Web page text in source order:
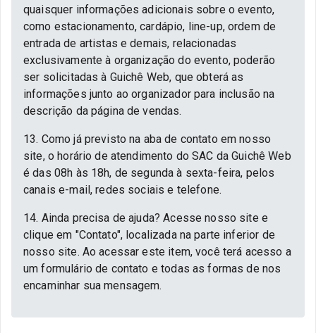
quaisquer informações adicionais sobre o evento,
como estacionamento, cardápio, line-up, ordem de
entrada de artistas e demais, relacionadas
exclusivamente à organização do evento, poderão
ser solicitadas à Guichê Web, que obterá as
informações junto ao organizador para inclusão na
descrição da página de vendas.
13. Como já previsto na aba de contato em nosso
site, o horário de atendimento do SAC da Guichê Web
é das 08h às 18h, de segunda à sexta-feira, pelos
canais e-mail, redes sociais e telefone.
14. Ainda precisa de ajuda? Acesse nosso site e
clique em "Contato", localizada na parte inferior de
nosso site. Ao acessar este item, você terá acesso a
um formulário de contato e todas as formas de nos
encaminhar sua mensagem.